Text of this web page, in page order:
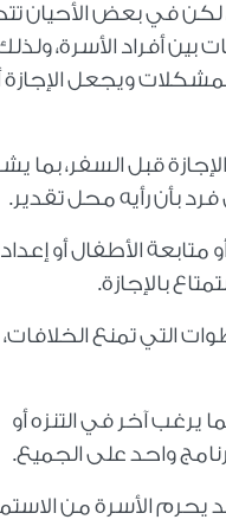
لكن في بعض الأحيان
أفراد الأسرة،
ويجعل الإجازة
قبل السفر، بما
بأن رأيه محل تقدير.
الأطفال أو إعداد
بالإجازة.
التي تمنع الخلافات،
يرغب آخر في التنزه أو
واحد على الجميع.
الأسرة من